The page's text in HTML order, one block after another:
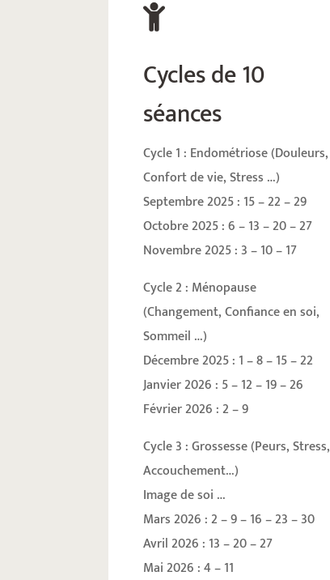

Cycles de 10
séances
Cycle 1 : Endométriose (Douleurs,
Confort de vie, Stress …)
Septembre 2025 : 15 – 22 – 29
Octobre 2025 : 6 – 13 – 20 – 27
Novembre 2025 : 3 – 10 – 17
Cycle 2 : Ménopause
(Changement, Confiance en soi,
Sommeil …)
Décembre 2025 : 1 – 8 – 15 – 22
Janvier 2026 : 5 – 12 – 19 – 26
Février 2026 : 2 – 9
Cycle 3 : Grossesse (Peurs, Stress,
Accouchement…)
Image de soi …
Mars 2026 : 2 – 9 – 16 – 23 – 30
Avril 2026 : 13 – 20 – 27
Mai 2026 : 4 – 11